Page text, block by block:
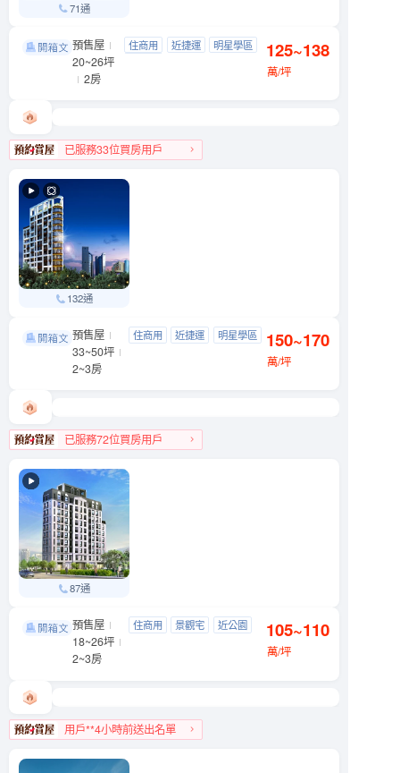
71通
織旅 松山區 八德路三段201號
預售屋
20~26坪
2房
住商用 近捷運
明星學區
125~138
萬/坪
已服務33位買房用戶
132通
亞昕敦南大安區 敦南街
預售屋
33~50坪
2~3房
住商用 近捷運
明星學區
150~170
萬/坪
已服務72位買房用戶
87通
中研硯 南港區 舊莊街一段
預售屋
18~26坪
2~3房
住商用 景觀宅
近公園
105~110
萬/坪
用戶**4小時前送出名單